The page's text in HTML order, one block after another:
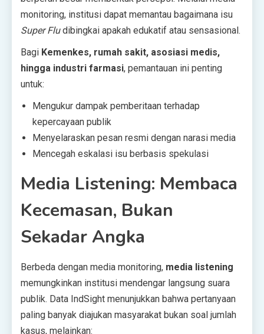
monitoring, institusi dapat memantau bagaimana isu
Super Fludibingkai apakah edukatif atau sensasional.
Bagi Kemenkes, rumah sakit, asosiasi medis,
hingga industri farmasi, pemantauan ini penting
untuk:
Mengukur dampak pemberitaan terhadap
kepercayaan publik
Menyelaraskan pesan resmi dengan narasi media
Mencegah eskalasi isu berbasis spekulasi
Media Listening: Membaca
Kecemasan, Bukan
Sekadar Angka
Berbeda dengan media monitoring, media listening
memungkinkan institusi mendengar langsung suara
publik. Data IndSight menunjukkan bahwa pertanyaan
paling banyak diajukan masyarakat bukan soal jumlah
kasus, melainkan: